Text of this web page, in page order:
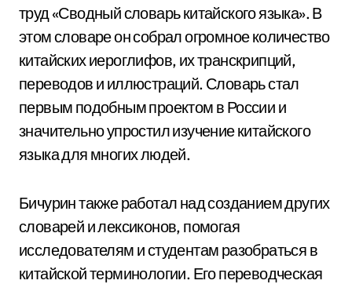
труд «Сводный словарь китайского языка». В
этом словаре он собрал огромное количество
китайских иероглифов, их транскрипций,
переводов и иллюстраций. Словарь стал
первым подобным проектом в России и
значительно упростил изучение китайского
языка для многих людей.
Бичурин также работал над созданием других
словарей и лексиконов, помогая
исследователям и студентам разобраться в
китайской терминологии. Его переводческая